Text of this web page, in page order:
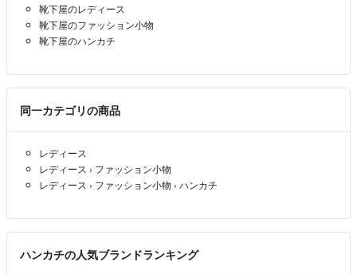
靴下屋のレディース
靴下屋のファッション小物
靴下屋のハンカチ
同一カテゴリの商品
レディース
レディース › ファッション小物
レディース › ファッション小物 › ハンカチ
ハンカチの人気ブランドランキング